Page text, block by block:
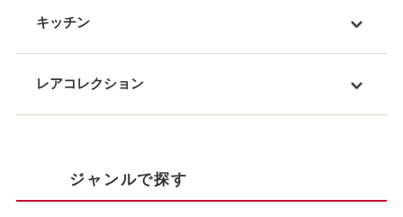
キッチン
レアコレクション
ジャンルで探す